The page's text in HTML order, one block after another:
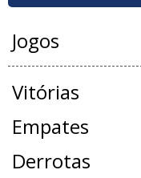
Jogos
Vitórias
Empates
Derrotas